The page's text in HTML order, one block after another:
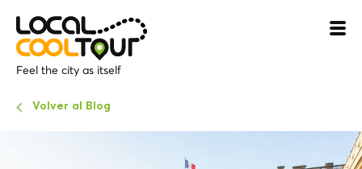
Feel the city as itself
Volver al Blog